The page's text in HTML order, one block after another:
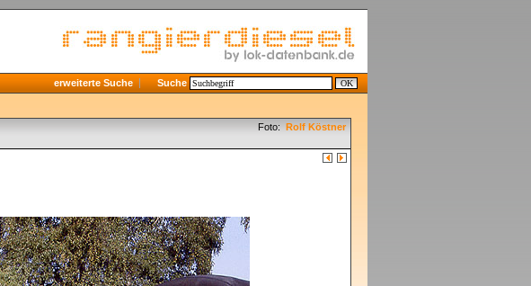
erweiterte Suche Suche
Foto: Rolf Köstner